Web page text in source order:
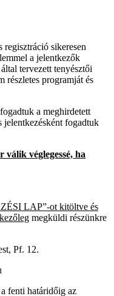
sikeresen
a jelentkezők
tervezett tenyésztői
részletes programját és
a meghirdetett
jelentkezésként fogadtuk
véglegessé, ha
LAP”-ot kitöltve és
megküldi részünkre
Pf. 12.
a fenti határidőig az